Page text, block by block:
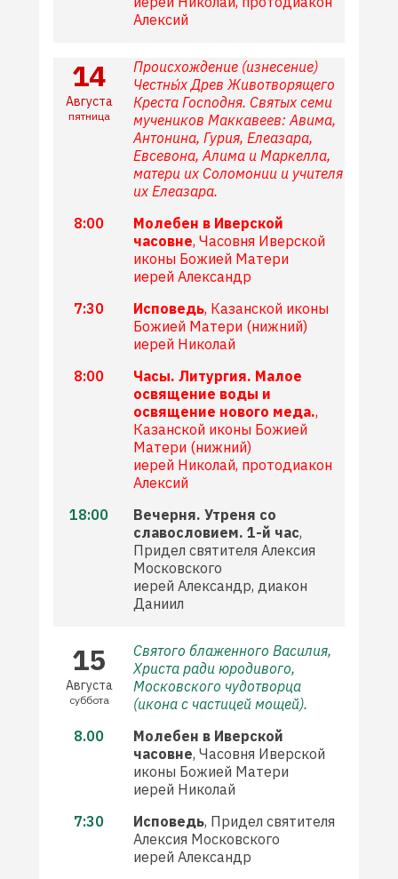
Алексий
14
Августа
пятница
Происхождение (изнесение)
Честны́х Древ Животворящего
Креста Господня. Святых семи
мучеников Маккавеев: Авима,
Антонина, Гурия, Елеазара,
Евсевона, Алима и Маркелла,
матери их Соломонии и учителя
их Елеазара.
8:00
Молебен в Иверской
часовне, Часовня Иверской
иконы Божией Матери
иерей Александр
7:30
Исповедь, Казанской иконы
Божией Матери (нижний)
иерей Николай
8:00
Часы. Литургия. Малое
освящение воды и
освящение нового меда.,
Казанской иконы Божией
Матери (нижний)
иерей Николай, протодиакон
Алексий
18:00
Вечерня. Утреня со
славословием. 1-й час,
Придел святителя Алексия
Московского
иерей Александр, диакон
Даниил
15
Августа
суббота
Святого блаженного Василия,
Христа ради юродивого,
Московского чудотворца
(икона с частицей мощей).
8.00
Молебен в Иверской
часовне, Часовня Иверской
иконы Божией Матери
иерей Николай
7:30
Исповедь, Придел святителя
Алексия Московского
иерей Александр